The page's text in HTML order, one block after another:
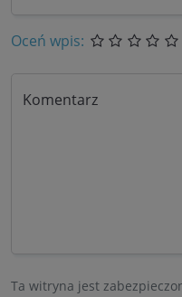
Oceń wpis:
Komentarz
Ta witryna jest